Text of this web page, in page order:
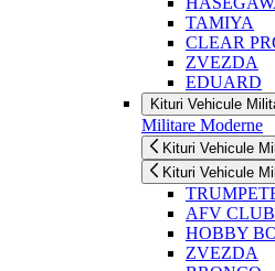
TAMIYA
CLEAR
ZVEZDA
EDUARD
Kituri Vehicule
Militare Moderne
Kituri Vehicule
Kituri Vehicule
AFV CLUB
HOBBY
ZVEZDA